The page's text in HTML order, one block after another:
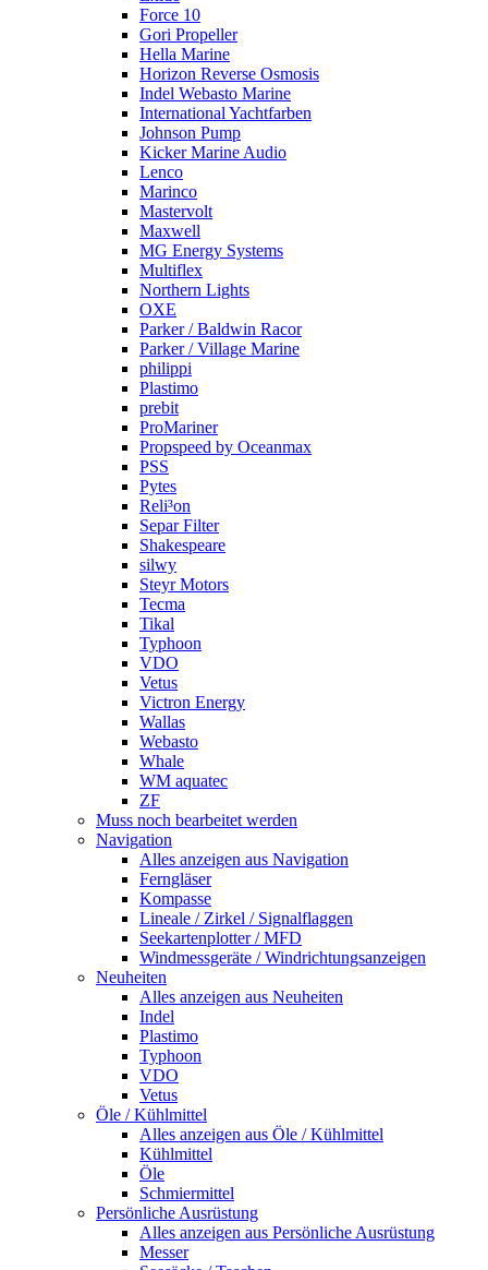
Force 10
Gori Propeller
Hella Marine
Horizon Reverse Osmosis
Indel Webasto Marine
International Yachtfarben
Johnson Pump
Kicker Marine Audio
Lenco
Marinco
Mastervolt
Maxwell
MG Energy Systems
Multiflex
Northern Lights
OXE
Parker / Baldwin Racor
Parker / Village Marine
philippi
Plastimo
prebit
ProMariner
Propspeed by Oceanmax
PSS
Pytes
Reli³on
Separ Filter
Shakespeare
silwy
Steyr Motors
Tecma
Tikal
Typhoon
VDO
Vetus
Victron Energy
Wallas
Webasto
Whale
WM aquatec
ZF
Muss noch bearbeitet werden
Navigation
Alles anzeigen aus Navigation
Ferngläser
Kompasse
Lineale / Zirkel / Signalflaggen
Seekartenplotter / MFD
Windmessgeräte / Windrichtungsanzeigen
Neuheiten
Alles anzeigen aus Neuheiten
Indel
Plastimo
Typhoon
VDO
Vetus
Öle / Kühlmittel
Alles anzeigen aus Öle / Kühlmittel
Kühlmittel
Öle
Schmiermittel
Persönliche Ausrüstung
Alles anzeigen aus Persönliche Ausrüstung
Messer